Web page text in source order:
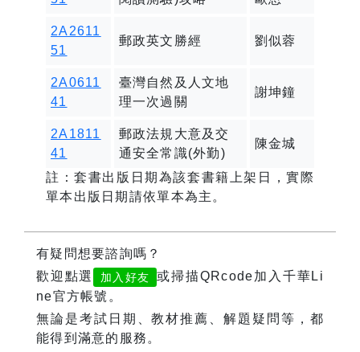
2A2611
51
郵政英文勝經 劉似蓉
2A0611
41
臺灣自然及人文地
理一次過關
謝坤鐘
2A1811
41
郵政法規大意及交
通安全常識(外勤)
陳金城
註：套書出版日期為該套書籍上架日，實際
單本出版日期請依單本為主。
有疑問想要諮詢嗎？
歡迎點選
加入好友
或掃描QRcode加入千華Li
ne官方帳號。
無論是考試日期、教材推薦、解題疑問等，都
能得到滿意的服務。